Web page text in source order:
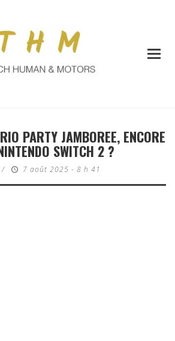
PARTY JAMBOREE, ENCORE
SWITCH 2 ?
/ 7 août 2025 - 8 h 41